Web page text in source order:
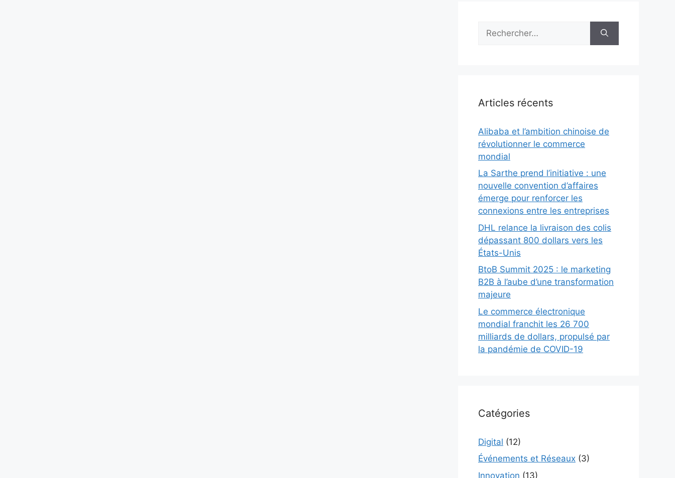
Articles récents
Alibaba et l’ambition chinoise de
révolutionner le commerce
mondial
La Sarthe prend l’initiative : une
nouvelle convention d’affaires
émerge pour renforcer les
connexions entre les entreprises
DHL relance la livraison des colis
dépassant 800 dollars vers les
États-Unis
BtoB Summit 2025 : le marketing
B2B à l’aube d’une transformation
majeure
Le commerce électronique
mondial franchit les 26 700
milliards de dollars, propulsé par
la pandémie de COVID-19
Catégories
Digital (12)
Événements et Réseaux (3)
Innovation (13)